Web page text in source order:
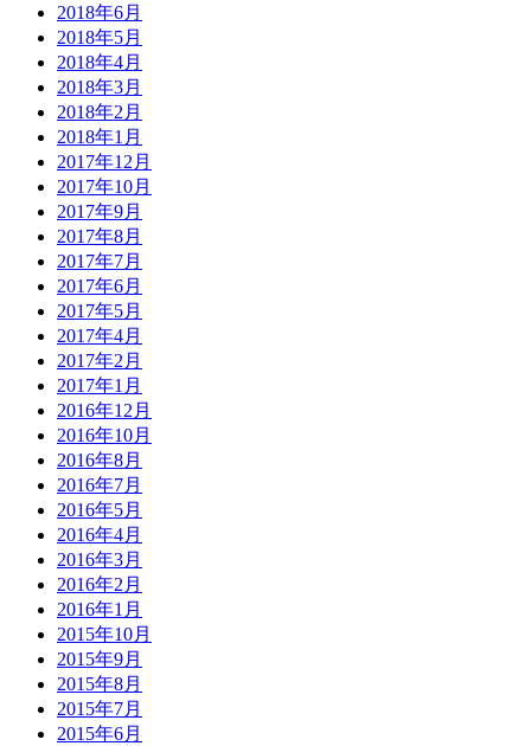
2018年6月
2018年5月
2018年4月
2018年3月
2018年2月
2018年1月
2017年12月
2017年10月
2017年9月
2017年8月
2017年7月
2017年6月
2017年5月
2017年4月
2017年2月
2017年1月
2016年12月
2016年10月
2016年8月
2016年7月
2016年5月
2016年4月
2016年3月
2016年2月
2016年1月
2015年10月
2015年9月
2015年8月
2015年7月
2015年6月